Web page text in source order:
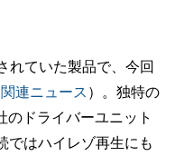
れていた製品で、今回
関連ニュース）。独特の
ドライバーユニット
ではハイレゾ再生にも